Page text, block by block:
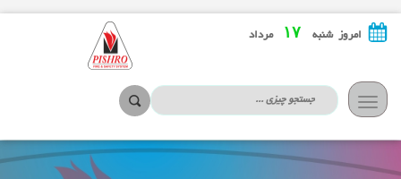
امروز شنبه مرداد
تعویض
ناوبری